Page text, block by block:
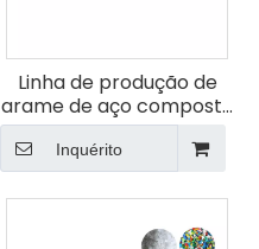
Linha de produção de
arame de aço composto
de alta pressão TCP
Inquérito